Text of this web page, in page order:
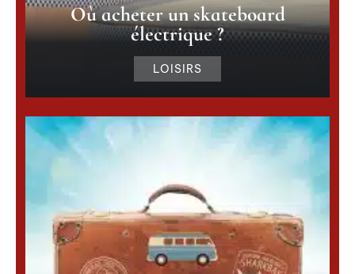
Où acheter un skateboard
électrique ?
LOISIRS